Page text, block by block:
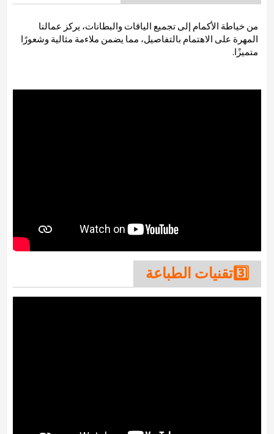
من خياطة الأكمام إلى تجميع الياقات والبطانات، يركز عمالنا
المهرة على الاهتمام بالتفاصيل، مما يضمن ملاءمة مثالية وشعورًا
متميزًا.
3️⃣تقنيات الطباعة